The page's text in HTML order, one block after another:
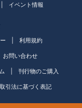
イベント情報
利用規約
お問い合わせ
刊行物のご購入
引法に基づく表記